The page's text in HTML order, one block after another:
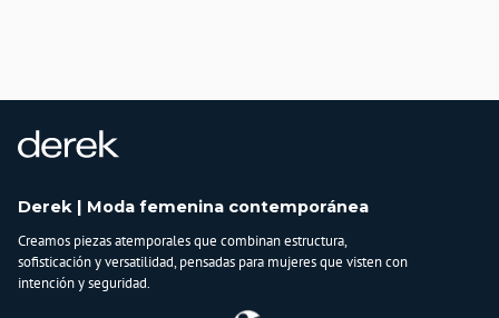
No lavar en maquina, no usar blanqueadores, no planchar, secar extendido en
Composición:
28% PBT
22% Nylon
Derek | Moda femenina contemporánea
Creamos piezas atemporales que combinan estructura,
sofisticación y versatilidad, pensadas para mujeres que visten con
intención y seguridad.